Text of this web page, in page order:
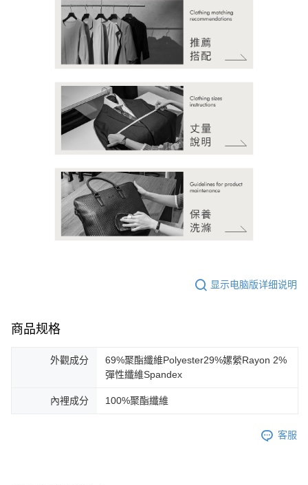
显示电脑版详细说明
商品规格
外觀成分
69%聚酯纖維Polyester29%嫘縈Rayon 2%
彈性纖維Spandex
內裡成分 100%聚酯纖維
客服